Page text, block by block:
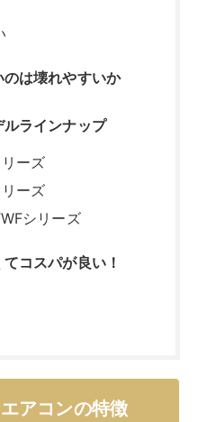
は壊れやすいか
ルラインナップ
ーズ
ーズ
シリーズ
コスパが良い！
アコンの特徴